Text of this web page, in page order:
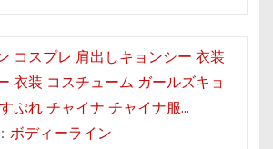
コスプレ 肩出しキョンシー 衣装
衣装 コスチューム ガールズキョ
ぷれ チャイナ チャイナ服…
ボディーライン